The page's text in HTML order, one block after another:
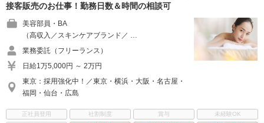
接客販売のお仕事！勤務日数＆時間の相談可
美容部員・BA
（高収入／スキンケアブランド／ …
業務委託（フリーランス）
日給1万5,000円 ～ 2万円
東京：採用強化中！／東京・横浜・大阪・名古屋・
福岡・仙台・広島
正社員登用 社割制度 賞与
未経験OK